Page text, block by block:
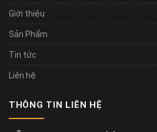
Giới thiệu
Sản Phẩm
Tin tức
Liên hệ
THÔNG TIN LIÊN HỆ